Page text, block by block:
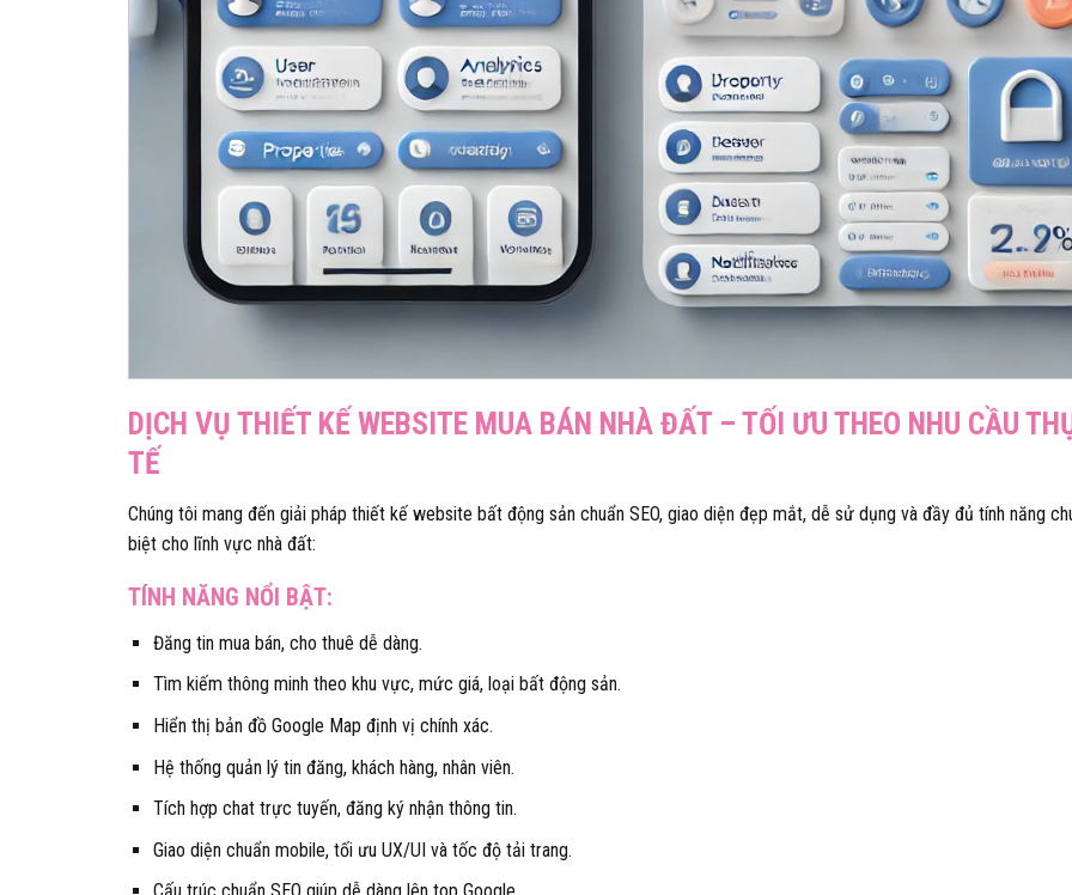
DỊCH VỤ THIẾT KẾ WEBSITE MUA BÁN NHÀ ĐẤT – TỐI ƯU THEO NHU CẦU
TẾ
Chúng tôi mang đến giải pháp thiết kế website bất động sản chuẩn SEO, giao diện đẹp mắt, dễ sử dụng và đầy đủ tính năng
biệt cho lĩnh vực nhà đất:
TÍNH NĂNG NỔI BẬT:
Đăng tin mua bán, cho thuê dễ dàng.
Tìm kiếm thông minh theo khu vực, mức giá, loại bất động sản.
Hiển thị bản đồ Google Map định vị chính xác.
Hệ thống quản lý tin đăng, khách hàng, nhân viên.
Tích hợp chat trực tuyến, đăng ký nhận thông tin.
Giao diện chuẩn mobile, tối ưu UX/UI và tốc độ tải trang.